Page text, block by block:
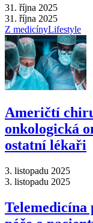
31. října 2025
31. října 2025
Z medicínyLifestyle
Američtí
onkologická
ostatní lékaři
3. listopadu 2025
3. listopadu 2025
Telemedicína